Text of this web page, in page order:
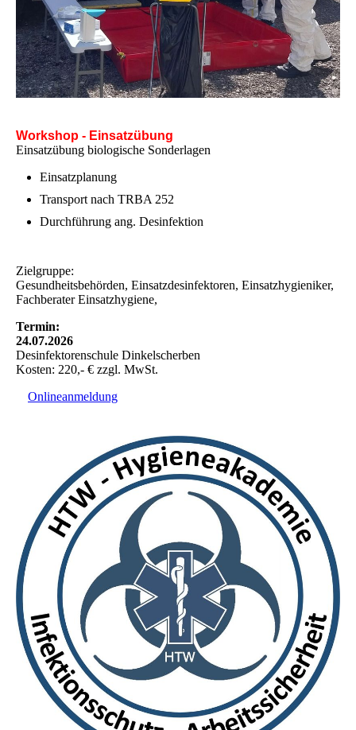
Workshop - Einsatzübung
Einsatzübung biologische Sonderlagen
Einsatzplanung
Transport nach TRBA 252
Durchführung ang. Desinfektion
Zielgruppe:
Gesundheitsbehörden, Einsatzdesinfektoren, Einsatzhygieniker,
Fachberater Einsatzhygiene,
Termin:
24.07.2026
Desinfektorenschule Dinkelscherben
Kosten: 220,- € zzgl. MwSt.
Onlineanmeldung